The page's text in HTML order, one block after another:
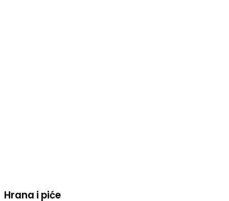
Hrana i piće